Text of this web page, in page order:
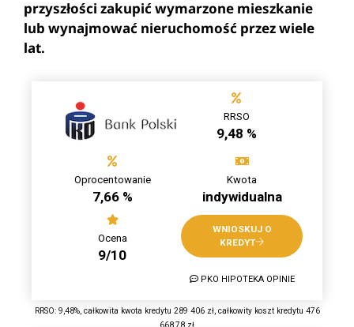
przyszłości zakupić wymarzone mieszkanie
lub wynajmować nieruchomość przez wiele
lat.
RRSO
9,48 %
Oprocentowanie
7,66 %
Kwota
indywidualna
Ocena
9/10
WNIOSKUJ O
KREDYT
PKO HIPOTEKA OPINIE
RRSO: 9,48%, całkowita kwota kredytu 289 406 zł, całkowity koszt kredytu 476
668,78 zł